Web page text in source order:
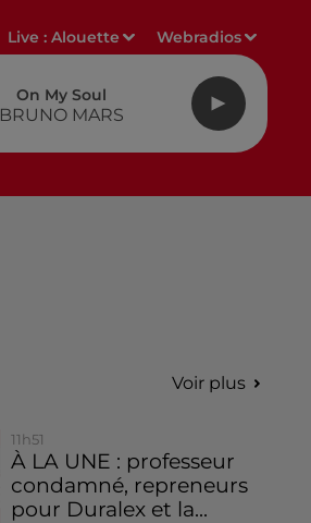
Live :Alouette Webradios
On My Soul
BRUNO MARS
Voir plus
11h51
À LA UNE : professeur
condamné, repreneurs
pour Duralex et la...